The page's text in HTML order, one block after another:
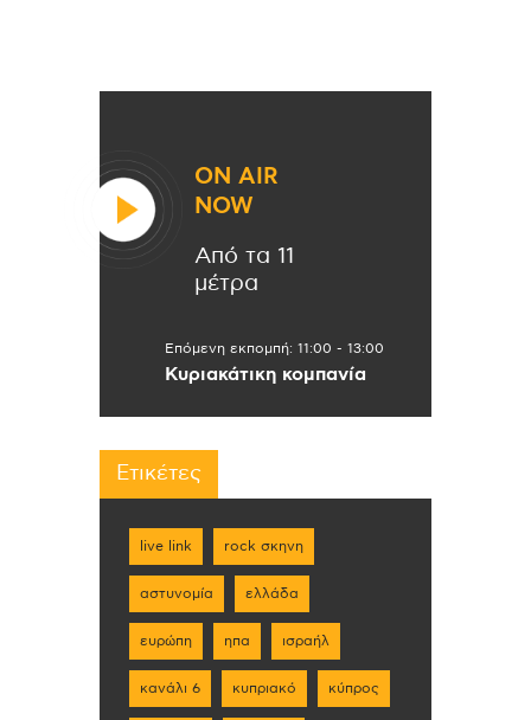
ON AIR
NOW
Από τα 11
μέτρα
Επόμενη εκπομπή: 11:00 - 13:00
Κυριακάτικη κομπανία
Ετικέτες
live link rock σκηνη
αστυνομία ελλάδα
ευρώπη ηπα ισραήλ
κανάλι 6 κυπριακό κύπρος